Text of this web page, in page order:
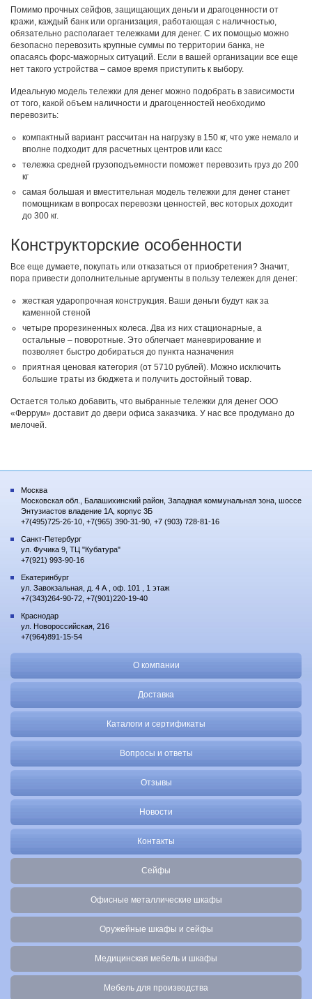
Помимо прочных сейфов, защищающих деньги и драгоценности от
кражи, каждый банк или организация, работающая с наличностью,
обязательно располагает тележками для денег. С их помощью можно
безопасно перевозить крупные суммы по территории банка, не
опасаясь форс-мажорных ситуаций. Если в вашей организации все еще
нет такого устройства – самое время приступить к выбору.
Идеальную модель тележки для денег можно подобрать в зависимости
от того, какой объем наличности и драгоценностей необходимо
перевозить:
компактный вариант рассчитан на нагрузку в 150 кг, что уже немало и
вполне подходит для расчетных центров или касс
тележка средней грузоподъемности поможет перевозить груз до 200
кг
самая большая и вместительная модель тележки для денег станет
помощникам в вопросах перевозки ценностей, вес которых доходит
до 300 кг.
Конструкторские особенности
Все еще думаете, покупать или отказаться от приобретения? Значит,
пора привести дополнительные аргументы в пользу тележек для денег:
жесткая ударопрочная конструкция. Ваши деньги будут как за
каменной стеной
четыре прорезиненных колеса. Два из них стационарные, а
остальные – поворотные. Это облегчает маневрирование и
позволяет быстро добираться до пункта назначения
приятная ценовая категория (от 5710 рублей). Можно исключить
большие траты из бюджета и получить достойный товар.
Остается только добавить, что выбранные тележки для денег ООО
«Феррум» доставит до двери офиса заказчика. У нас все продумано до
мелочей.
Москва
Московская обл., Балашихинский район, Западная коммунальная зона, шоссе
Энтузиастов владение 1А, корпус 3Б
+7(495)725-26-10, +7(965) 390-31-90, +7 (903) 728-81-16
Санкт-Петербург
ул. Фучика 9, ТЦ "Кубатура"
+7(921) 993-90-16
Екатеринбург
ул. Завокзальная, д. 4 А , оф. 101 , 1 этаж
+7(343)264-90-72, +7(901)220-19-40
Краснодар
ул. Новороссийская, 216
+7(964)891-15-54
О компании
Доставка
Каталоги и сертификаты
Вопросы и ответы
Отзывы
Новости
Контакты
Сейфы
Офисные металлические шкафы
Оружейные шкафы и сейфы
Медицинская мебель и шкафы
Мебель для производства